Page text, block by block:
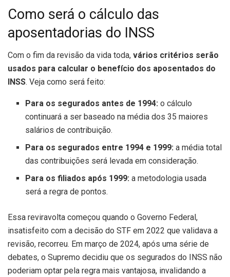
Como será o cálculo das
aposentadorias do INSS
Com o fim da revisão da vida toda, vários critérios serão
usados para calcular o benefício dos aposentados do
INSS. Veja como será feito:
Para os segurados antes de 1994: o cálculo
continuará a ser baseado na média dos 35 maiores
salários de contribuição.
Para os segurados entre 1994 e 1999: a média total
das contribuições será levada em consideração.
Para os filiados após 1999: a metodologia usada
será a regra de pontos.
Essa reviravolta começou quando o Governo Federal,
insatisfeito com a decisão do STF em 2022 que validava a
revisão, recorreu. Em março de 2024, após uma série de
debates, o Supremo decidiu que os segurados do INSS não
poderiam optar pela regra mais vantajosa, invalidando a